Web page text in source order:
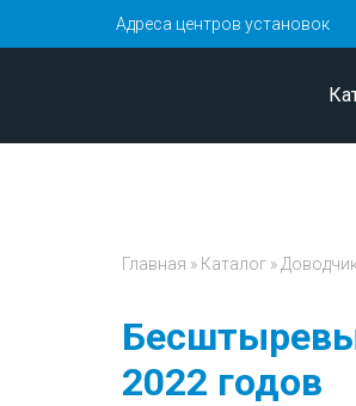
Адреса центров установок
Главная » Каталог »
2022 годов